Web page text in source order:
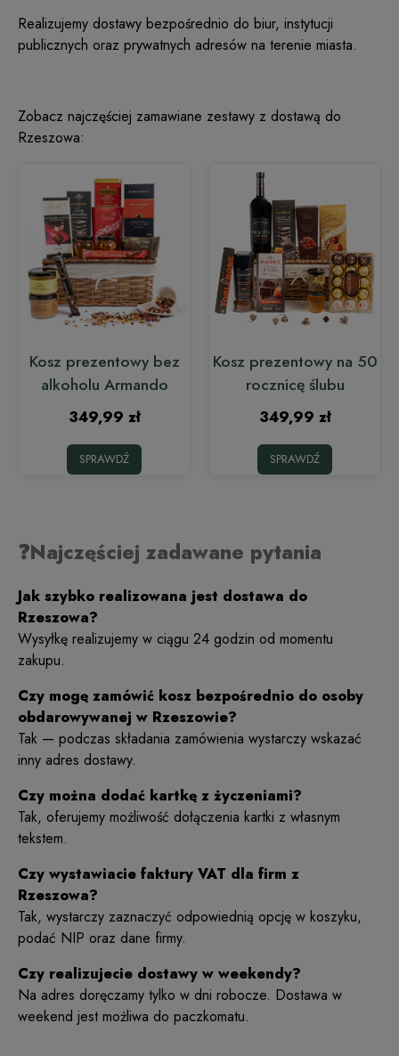
Realizujemy dostawy bezpośrednio do biur, instytucji
publicznych oraz prywatnych adresów na terenie miasta.
Zobacz najczęściej zamawiane zestawy z dostawą do
Rzeszowa:
Kosz prezentowy bez
alkoholu Armando
349,99 zł
SPRAWDŹ
Kosz prezentowy na 50
rocznicę ślubu
349,99 zł
SPRAWDŹ
❓Najczęściej zadawane pytania
Jak szybko realizowana jest dostawa do
Rzeszowa?
Wysyłkę realizujemy w ciągu 24 godzin od momentu
zakupu.
Czy mogę zamówić kosz bezpośrednio do osoby
obdarowywanej w Rzeszowie?
Tak — podczas składania zamówienia wystarczy wskazać
inny adres dostawy.
Czy można dodać kartkę z życzeniami?
Tak, oferujemy możliwość dołączenia kartki z własnym
tekstem.
Czy wystawiacie faktury VAT dla firm z
Rzeszowa?
Tak, wystarczy zaznaczyć odpowiednią opcję w koszyku,
podać NIP oraz dane firmy.
Czy realizujecie dostawy w weekendy?
Na adres doręczamy tylko w dni robocze. Dostawa w
weekend jest możliwa do paczkomatu.